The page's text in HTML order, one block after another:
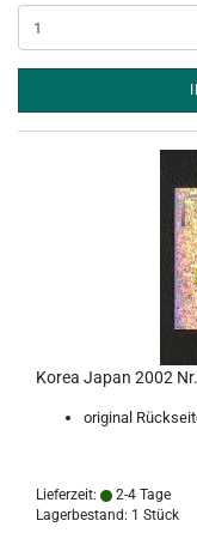
Korea Japan 2002
original
Lieferzeit:
2-4 Tage
Lagerbestand: 1 Stück